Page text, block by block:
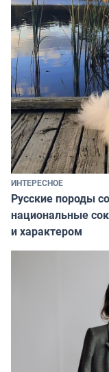
ИНТЕРЕСНОЕ
Русские породы
национальные
и характером